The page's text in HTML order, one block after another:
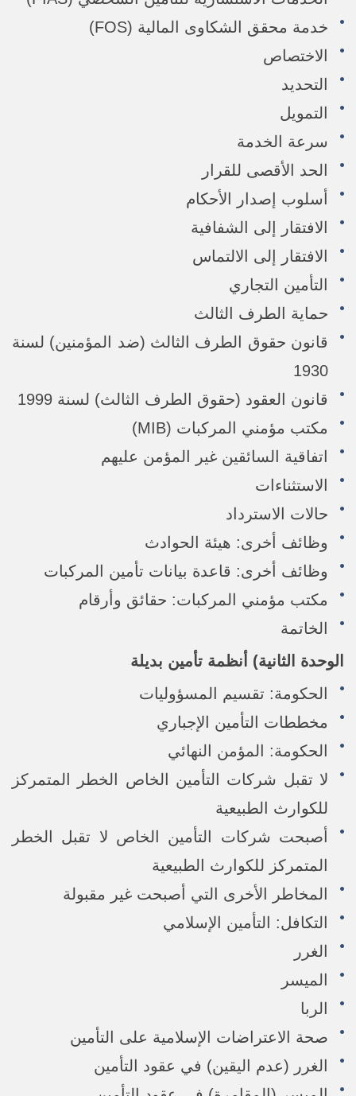
خدمة محقق الشكاوى المالية (FOS)
الاختصاص
التحديد
التمويل
سرعة الخدمة
الحد الأقصى للقرار
أسلوب إصدار الأحكام
الافتقار إلى الشفافية
الافتقار إلى الالتماس
التأمين التجاري
حماية الطرف الثالث
قانون حقوق الطرف الثالث (ضد المؤمنين) لسنة
1930
قانون العقود (حقوق الطرف الثالث) لسنة 1999
مكتب مؤمني المركبات (MIB)
اتفاقية السائقين غير المؤمن عليهم
الاستثناءات
حالات الاسترداد
وظائف أخرى: هيئة الحوادث
وظائف أخرى: قاعدة بيانات تأمين المركبات
مكتب مؤمني المركبات: حقائق وأرقام
الخاتمة
الوحدة الثانية)
أنظمة تأمين بديلة
الحكومة: تقسيم المسؤوليات
مخططات التأمين الإجباري
الحكومة: المؤمن النهائي
لا تقبل شركات التأمين الخاص الخطر المتمركز
للكوارث الطبيعية
أصبحت شركات التأمين الخاص لا تقبل الخطر
المتمركز للكوارث الطبيعية
المخاطر الأخرى التي أصبحت غير مقبولة
التكافل: التأمين الإسلامي
الغرر
الميسر
الربا
صحة الاعتراضات الإسلامية على التأمين
الغرر (عدم اليقين) في عقود التأمين